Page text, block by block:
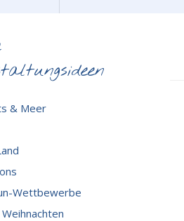
& Meer
Wettbewerbe